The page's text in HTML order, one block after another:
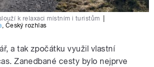
k relaxaci místním i turistům
, Český rozhlas
a tak zpočátku využil vlastní
Zanedbané cesty bylo nejprve